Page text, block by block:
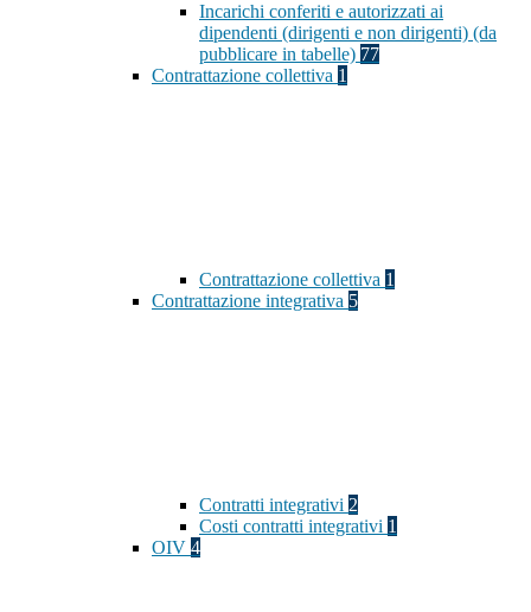
Incarichi conferiti e autorizzati ai
dipendenti (dirigenti e non dirigenti) (da
pubblicare in tabelle) 77
Contrattazione collettiva 1
Contrattazione collettiva 1
Contrattazione integrativa 5
Contratti integrativi 2
Costi contratti integrativi 1
OIV 4